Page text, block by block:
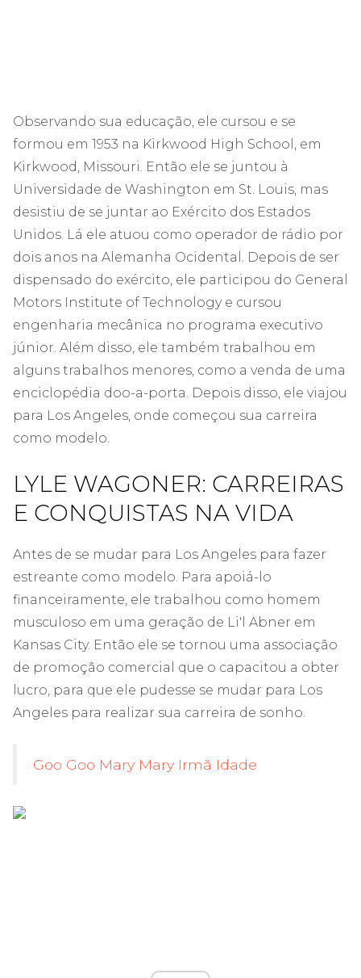
Observando sua educação, ele cursou e se
formou em 1953 na Kirkwood High School, em
Kirkwood, Missouri. Então ele se juntou à
Universidade de Washington em St. Louis, mas
desistiu de se juntar ao Exército dos Estados
Unidos. Lá ele atuou como operador de rádio por
dois anos na Alemanha Ocidental. Depois de ser
dispensado do exército, ele participou do General
Motors Institute of Technology e cursou
engenharia mecânica no programa executivo
júnior. Além disso, ele também trabalhou em
alguns trabalhos menores, como a venda de uma
enciclopédia doo-a-porta. Depois disso, ele viajou
para Los Angeles, onde começou sua carreira
como modelo.
LYLE WAGONER: CARREIRAS
E CONQUISTAS NA VIDA
Antes de se mudar para Los Angeles para fazer
estreante como modelo. Para apoiá-lo
financeiramente, ele trabalhou como homem
musculoso em uma geração de Li'l Abner em
Kansas City. Então ele se tornou uma associação
de promoção comercial que o capacitou a obter
lucro, para que ele pudesse se mudar para Los
Angeles para realizar sua carreira de sonho.
Goo Goo Mary Mary Irmã Idade